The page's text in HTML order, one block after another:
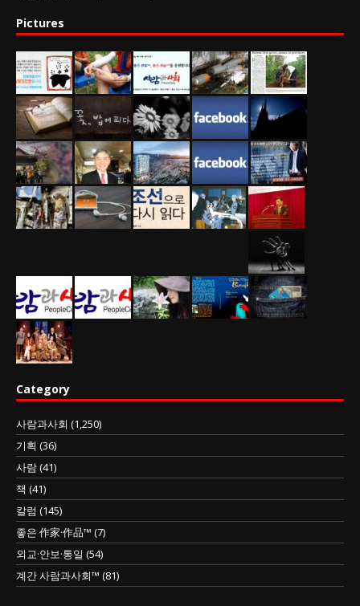
Pictures
Category
사람과사회 (1,250)
기획 (36)
사람(41)
책 (41)
칼럼 (145)
좋은 作家·作品™ (7)
외교·안보·통일 (54)
계간 사람과사회™ (81)